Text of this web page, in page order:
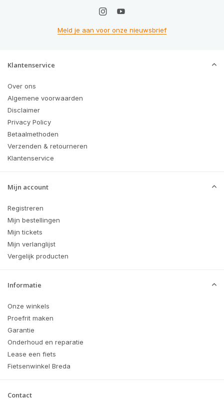
Meld je aan voor onze nieuwsbrief
Klantenservice
Over ons
Algemene voorwaarden
Disclaimer
Privacy Policy
Betaalmethoden
Verzenden & retourneren
Klantenservice
Mijn account
Registreren
Mijn bestellingen
Mijn tickets
Mijn verlanglijst
Vergelijk producten
Informatie
Onze winkels
Proefrit maken
Garantie
Onderhoud en reparatie
Lease een fiets
Fietsenwinkel Breda
Contact